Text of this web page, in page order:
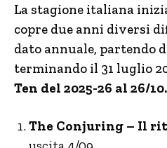
La stagione italiana
copre due anni diversi
dato annuale, partendo
terminando il 31 luglio
Ten del 2025-26 al 26/10.
The Conjuring – Il